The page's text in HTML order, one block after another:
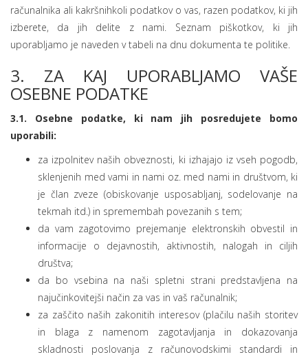
računalnika ali kakršnihkoli podatkov o vas, razen podatkov, ki jih
izberete, da jih delite z nami. Seznam piškotkov, ki jih
uporabljamo je naveden v tabeli na dnu dokumenta te politike.
3. ZA KAJ UPORABLJAMO VAŠE
OSEBNE PODATKE
3.1. Osebne podatke, ki nam jih posredujete bomo
uporabili:
za izpolnitev naših obveznosti, ki izhajajo iz vseh pogodb,
sklenjenih med vami in nami oz. med nami in društvom, ki
je član zveze (obiskovanje usposabljanj, sodelovanje na
tekmah itd.) in spremembah povezanih s tem;
da vam zagotovimo prejemanje elektronskih obvestil in
informacije o dejavnostih, aktivnostih, nalogah in ciljih
društva;
da bo vsebina na naši spletni strani predstavljena na
najučinkovitejši način za vas in vaš računalnik;
za zaščito naših zakonitih interesov (plačilu naših storitev
in blaga z namenom zagotavljanja in dokazovanja
skladnosti poslovanja z računovodskimi standardi in